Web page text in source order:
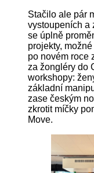
Stačilo ale pár
vystoupeních a
se úplně
projekty,
po novém roce
za žongléry do
workshopy:
základní
zase českým
zkrotit míčky
Move.